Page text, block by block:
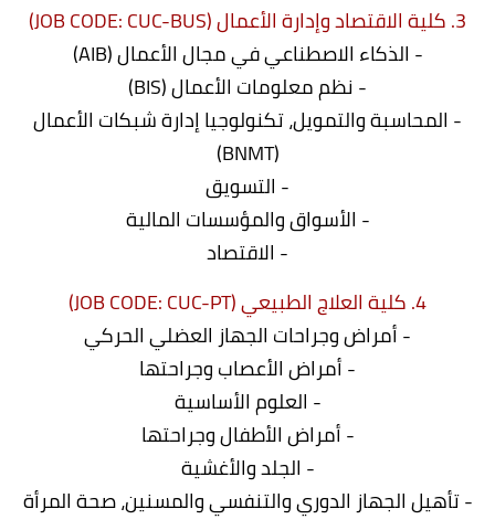
3. كلية الاقتصاد وإدارة الأعمال (JOB CODE: CUC-BUS)
- الذكاء الاصطناعي في مجال الأعمال (AIB)
- نظم معلومات الأعمال (BIS)
- المحاسبة والتمويل، تكنولوجيا إدارة شبكات الأعمال
(BNMT)
- التسويق
- الأسواق والمؤسسات المالية
- الاقتصاد
4. كلية العلاج الطبيعي (JOB CODE: CUC-PT)
- أمراض وجراحات الجهاز العضلي الحركي
- أمراض الأعصاب وجراحتها
- العلوم الأساسية
- أمراض الأطفال وجراحتها
- الجلد والأغشية
- تأهيل الجهاز الدوري والتنفسي والمسنين، صحة المرأة